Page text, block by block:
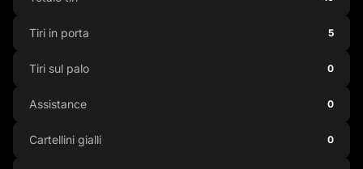
Tiri in porta 5
Tiri sul palo 0
Assistance 0
Cartellini gialli 0